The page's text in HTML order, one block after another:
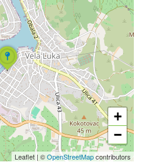
+
−
Leaflet | ©OpenStreetMapcontributors